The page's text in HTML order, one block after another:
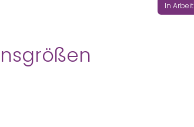
In Arbeit